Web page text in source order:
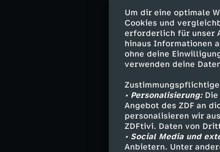
Um dir eine optimale
Cookies und
erforderlich für unser
hinaus Informationen
ohne deine
verwenden deine
• Personalisierung:Die
Angebot des ZDF an
personalisieren wir
ZDFtivi. Daten von
• Social Media und
Anbietern. Unter
Positive
Sarah
meisten
natürlich ihre
positive
Inhalte der
höchste Gut